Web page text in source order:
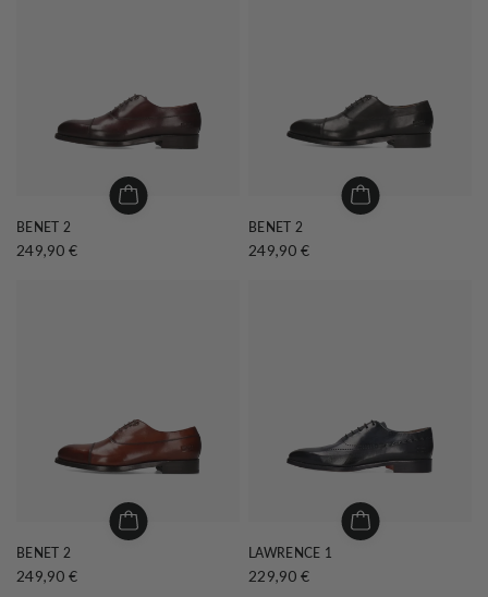
BENET 2
249,90 €
BENET 2
249,90 €
BENET 2
249,90 €
LAWRENCE 1
229,90 €